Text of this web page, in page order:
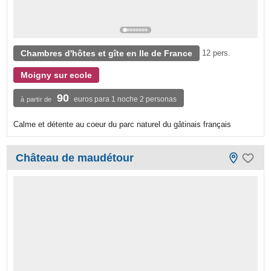
Chambres d'hôtes et gîte en Ile de France 12 pers.
Moigny sur ecole
à partir de 90 euros para 1 noche 2 personas
Calme et détente au coeur du parc naturel du gâtinais français
Château de maudétour